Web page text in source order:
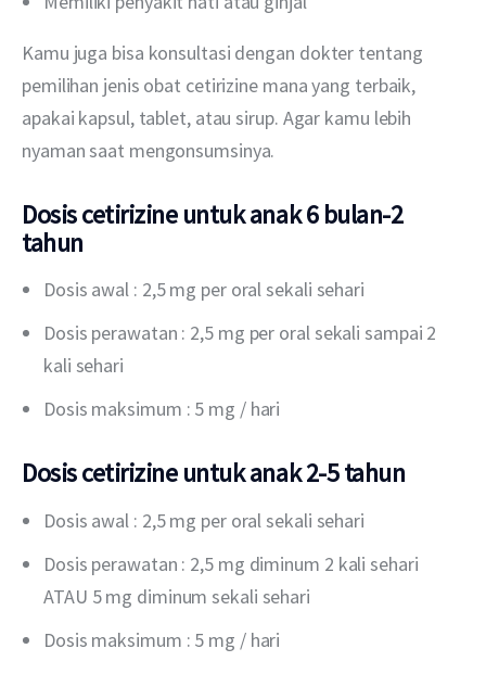
Kamu juga bisa konsultasi dengan dokter tentang
pemilihan jenis obat cetirizine mana yang terbaik,
apakai kapsul, tablet, atau sirup. Agar kamu lebih
nyaman saat mengonsumsinya.
Dosis cetirizine untuk anak 6 bulan-2
tahun
Dosis awal : 2,5 mg per oral sekali sehari
Dosis perawatan : 2,5 mg per oral sekali sampai 2
kali sehari
Dosis maksimum : 5 mg / hari
Dosis cetirizine untuk anak 2-5 tahun
Dosis awal : 2,5 mg per oral sekali sehari
Dosis perawatan : 2,5 mg diminum 2 kali sehari
ATAU 5 mg diminum sekali sehari
Dosis maksimum : 5 mg / hari